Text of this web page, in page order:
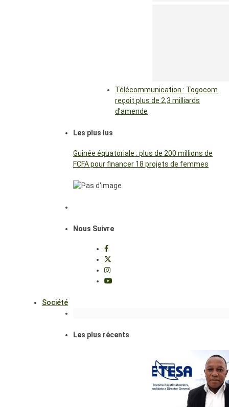
Télécommunication : Togocom
reçoit plus de 2,3 milliards
d’amende
Les plus lus
Guinée équatoriale : plus de 200 millions de
FCFA pour financer 18 projets de femmes
Nous Suivre
Société
Les plus récents